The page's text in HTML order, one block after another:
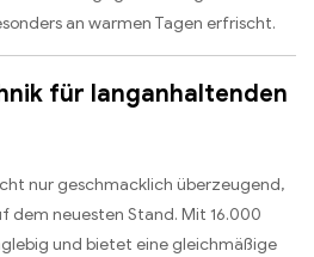
an warmen Tagen erfrischt.
für langanhaltenden
nur geschmacklich überzeugend,
dem neuesten Stand. Mit 16.000
und bietet eine gleichmäßige